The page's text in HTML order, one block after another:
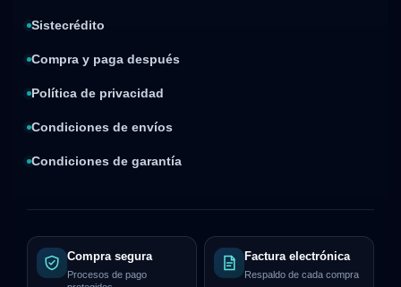
Sistecrédito
Compra y paga después
Política de privacidad
Condiciones de envíos
Condiciones de garantía
Compra segura
Procesos de pago
Factura electrónica
Respaldo de cada compra